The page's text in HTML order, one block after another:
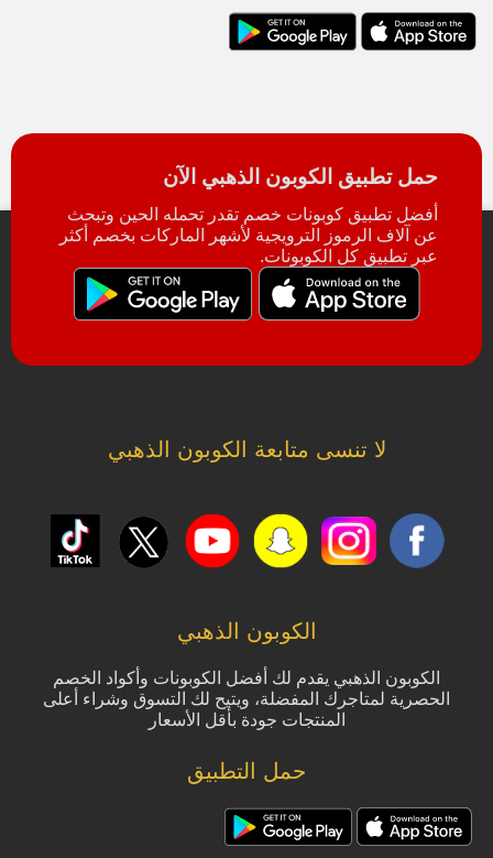
حمل تطبيق الكوبون الذهبي الآن
أفضل تطبيق كوبونات خصم تقدر تحمله الحين وتبحث
عن آلاف الرموز الترويجية لأشهر الماركات بخصم أكثر
عبر تطبيق كل الكوبونات.
لا تنسى متابعة الكوبون الذهبي
الكوبون الذهبي
الكوبون الذهبي يقدم لك أفضل الكوبونات وأكواد الخصم
الحصرية لمتاجرك المفضلة، ويتيح لك التسوق وشراء أعلى
المنتجات جودة بأقل الأسعار
حمل التطبيق